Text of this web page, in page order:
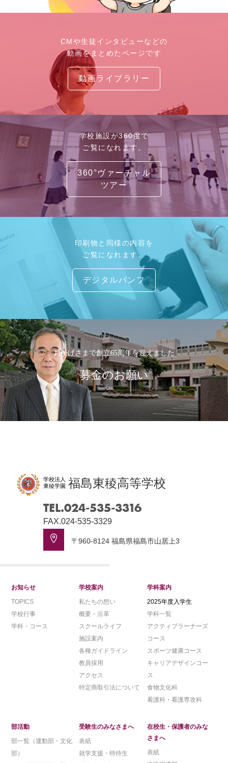
CMや生徒インタビューなどの
動画をまとめたページです
動画ライブラリー
学校施設が360度で
ご覧になれます。
360°ヴァーチャル
ツアー
印刷物と同様の内容を
ご覧になれます。
デジタルパンフ
おかげさまで創立65周年を迎えました
募金のお願い
学校法人
東稜学園
福島東稜高等学校
TEL.024-535-3316
FAX.024-535-3329
〒960-8124 福島県福島市山居上3
お知らせ
TOPICS
学校行事
学科・コース
学校案内
私たちの想い
概要・沿革
スクールライフ
施設案内
各種ガイドライン
教員採用
アクセス
特定商取引法について
学科案内
2025年度入学生
学科一覧
アクティブラーナーズ
コース
スポーツ健康コース
キャリアデザインコー
ス
食物文化科
看護科・看護専攻科
部活動
部一覧（運動部・文化
部）
受験生のみなさまへ
表紙
就学支援・特待生
在校生・保護者のみな
さまへ
表紙